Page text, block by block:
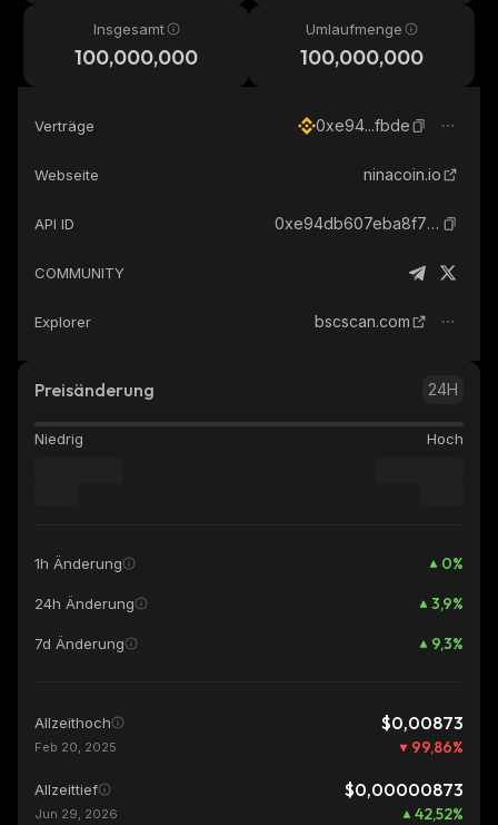
Insgesamt
100,000,000
Umlaufmenge
100,000,000
Verträge 0xe94...fbde
Webseite ninacoin.io
API ID 0xe94db607eba8f76a377d9bcc327c9856ed90fbde_binance_smart
COMMUNITY
Explorer bscscan.com
Preisänderung 24H
Niedrig Hoch
1h Änderung 0%
24h Änderung 3,9%
7d Änderung 9,3%
Allzeithoch $0,00873
Feb 20, 2025 99,86%
Allzeittief $0,00000873
Jun 29, 2026 42,52%